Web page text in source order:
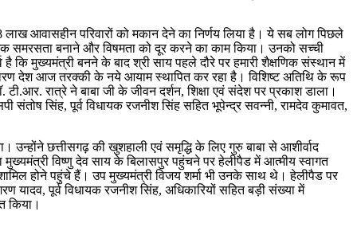
आवासहीन परिवारों को मकान देने का निर्णय लिया है। ये सब लोग पिछले
समरसता बनाने और विषमता को दूर करने का काम किया। उनको सच्ची
कि मुख्यमंत्री बनने के बाद श्री साय पहले दौरे पर हमारी शैक्षणिक संस्थान में
देश आज तरक्की के नये आयाम स्थापित कर रहा है। विशिष्ट अतिथि के रूप
रात्रे ने बाबा जी के जीवन दर्शन, शिक्षा एवं संदेश पर प्रकाश डाला।
सिंह, पूर्व विधायक रजनीश सिंह सहित भूपेन्द्र सवन्नी, रामदेव कुमावत,
उन्होंने छत्तीसगढ़ की खुशहाली एवं समृद्धि के लिए गुरु बाबा से आशीर्वाद
मुख्यमंत्री विष्णु देव साय के बिलासपुर पहुंचने पर हेलीपैड में आत्मीय स्वागत
होने पहुंचे हैं। उप मुख्यमंत्री विजय शर्मा भी उनके साथ थे। हेलीपैड पर
पूर्व विधायक रजनीश सिंह, अधिकारियों सहित बड़ी संख्या में
किया।